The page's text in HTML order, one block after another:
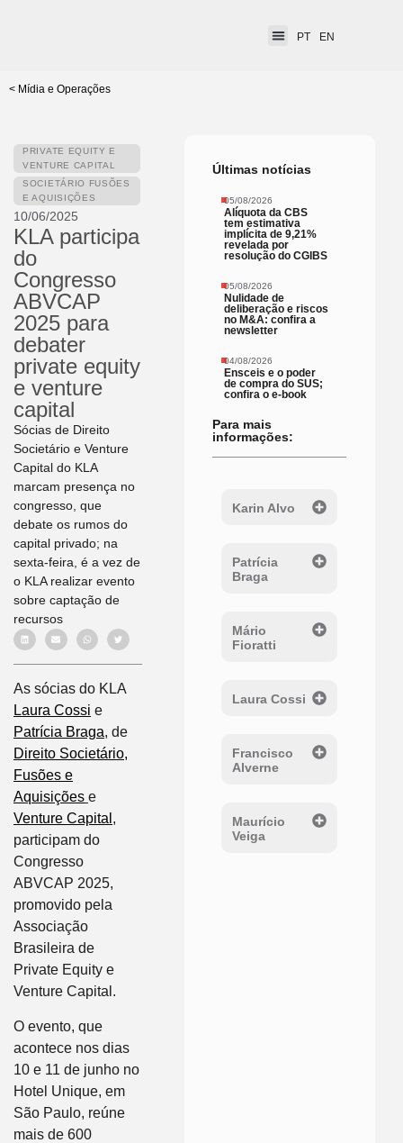
PT EN
< Mídia e Operações
PRIVATE EQUITY E
VENTURE CAPITAL
SOCIETÁRIO FUSÕES
E AQUISIÇÕES
10/06/2025
KLA participa
do
Congresso
ABVCAP
2025 para
debater
private equity
e venture
capital
Sócias de Direito
Societário e Venture
Capital do KLA
marcam presença no
congresso, que
debate os rumos do
capital privado; na
sexta-feira, é a vez de
o KLA realizar evento
sobre captação de
recursos
As sócias do KLA
Laura Cossi e
Patrícia Braga, de
Direito Societário,
Fusões e
Aquisições e
Venture Capital ,
participam do
Congresso
ABVCAP 2025,
promovido pela
Associação
Brasileira de
Private Equity e
Venture Capital.
O evento, que
acontece nos dias
10 e 11 de junho no
Hotel Unique, em
São Paulo, reúne
mais de 600
Últimas notícias
05/08/2026
Alíquota da CBS
tem estimativa
implícita de 9,21%
revelada por
resolução do CGIBS
05/08/2026
Nulidade de
deliberação e riscos
no M&A: confira a
newsletter
04/08/2026
Ensceis e o poder
de compra do SUS;
confira o e-book
Para mais
informações:
Karin Alvo
Patrícia
Braga
Mário
Fioratti
Laura Cossi
Francisco
Alverne
Maurício
Veiga